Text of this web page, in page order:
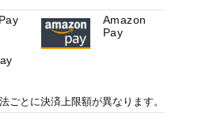
Amazon
Pay
ごとに決済上限額が異なります。